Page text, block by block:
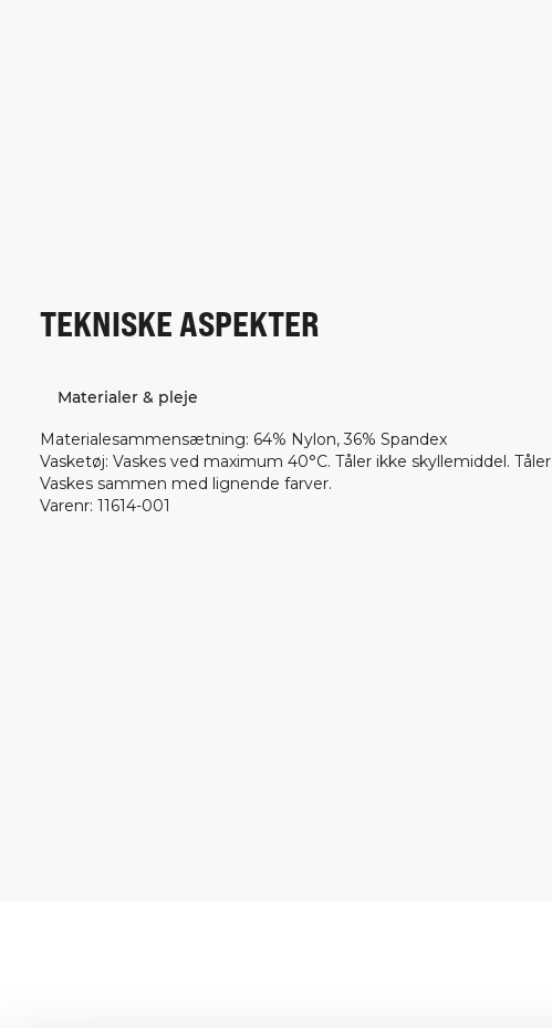
TEKNISKE ASPEKTER
Materialer & pleje
Materialesammensætning: 64% Nylon, 36% Spandex
Vasketøj: Vaskes ved maximum 40°C. Tåler ikke skyllemiddel.
Vaskes sammen med lignende farver.
Varenr: 11614-001